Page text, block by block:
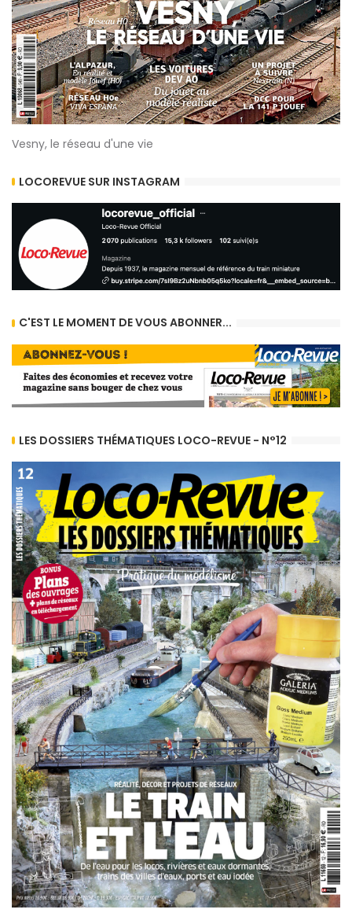
Vesny, le réseau d'une vie
LOCOREVUE SUR INSTAGRAM
C'EST LE MOMENT DE VOUS ABONNER...
LES DOSSIERS THÉMATIQUES LOCO-REVUE - N°12